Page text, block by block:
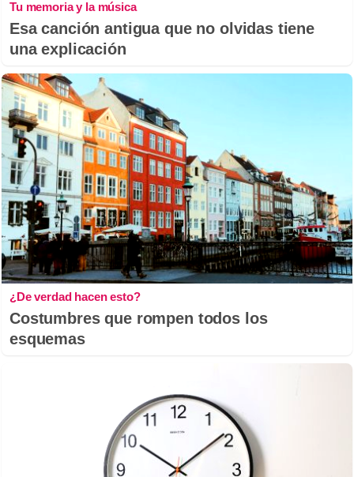
Tu memoria y la música
Esa canción antigua que no olvidas tiene
una explicación
¿De verdad hacen esto?
Costumbres que rompen todos los
esquemas